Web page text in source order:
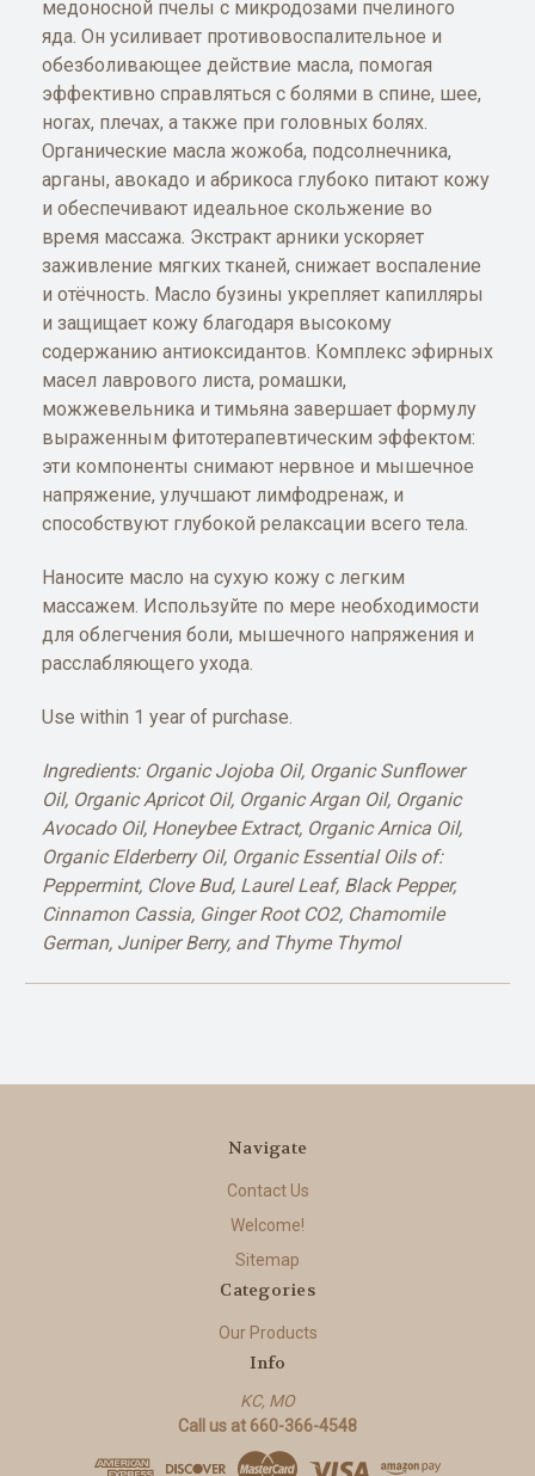
медоносной пчелы с микродозами пчелиного
яда. Он усиливает противовоспалительное и
обезболивающее действие масла, помогая
эффективно справляться с болями в спине, шее,
ногах, плечах, а также при головных болях.
Органические масла жожоба, подсолнечника,
арганы, авокадо и абрикоса глубоко питают кожу
и обеспечивают идеальное скольжение во
время массажа. Экстракт арники ускоряет
заживление мягких тканей, снижает воспаление
и отёчность. Масло бузины укрепляет капилляры
и защищает кожу благодаря высокому
содержанию антиоксидантов. Комплекс эфирных
масел лаврового листа, ромашки,
можжевельника и тимьяна завершает формулу
выраженным фитотерапевтическим эффектом:
эти компоненты снимают нервное и мышечное
напряжение, улучшают лимфодренаж, и
способствуют глубокой релаксации всего тела.
Наносите масло на сухую кожу с легким
массажем. Используйте по мере необходимости
для облегчения боли, мышечного напряжения и
расслабляющего ухода.
Use within 1 year of purchase.
Ingredients: Organic Jojoba Oil, Organic Sunflower
Oil, Organic Apricot Oil, Organic Argan Oil, Organic
Avocado Oil, Honeybee Extract, Organic Arnica Oil,
Organic Elderberry Oil, Organic Essential Oils of:
Peppermint, Clove Bud, Laurel Leaf, Black Pepper,
Cinnamon Cassia, Ginger Root CO2, Chamomile
German, Juniper Berry, and Thyme Thymol
Navigate
Contact Us
Welcome!
Sitemap
Categories
Our Products
Info
KC, MO
Call us at 660-366-4548